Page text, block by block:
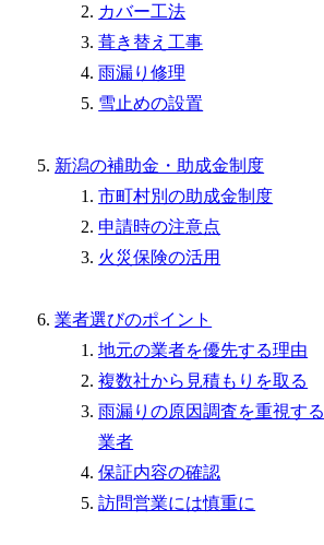
カバー工法
葺き替え工事
雨漏り修理
雪止めの設置
新潟の補助金・助成金制度
市町村別の助成金制度
申請時の注意点
火災保険の活用
業者選びのポイント
地元の業者を優先する理由
複数社から見積もりを取る
雨漏りの原因調査を重視する
業者
保証内容の確認
訪問営業には慎重に